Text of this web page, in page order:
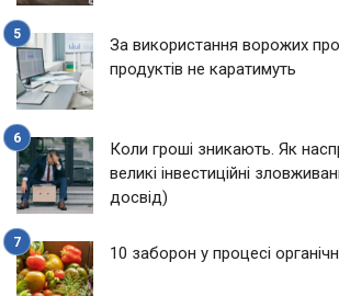
За використання ворожих
продуктів не каратимуть
Коли гроші зникають. Як
великі інвестиційні
досвід)
10 заборон у процесі